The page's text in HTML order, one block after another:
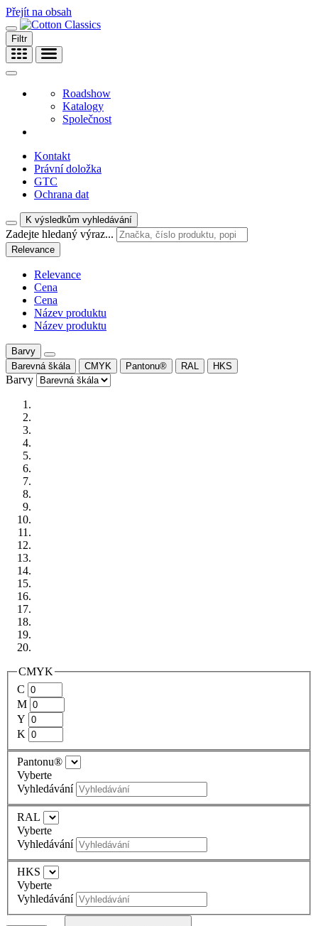
Přejít na obsah
Filtr
Roadshow
Katalogy
Společnost
Kontakt
Právní doložka
GTC
Ochrana dat
K výsledkům vyhledávání
Zadejte hledaný výraz...
Relevance
Relevance
Cena
Cena
Název produktu
Název produktu
Barvy
Barevná škála
CMYK Pantonu® RAL HKS
Barvy
CMYK
C
M
Y
K
Pantonu®
Vyberte
Vyhledávání
RAL
Vyberte
Vyhledávání
HKS
Vyberte
Vyhledávání